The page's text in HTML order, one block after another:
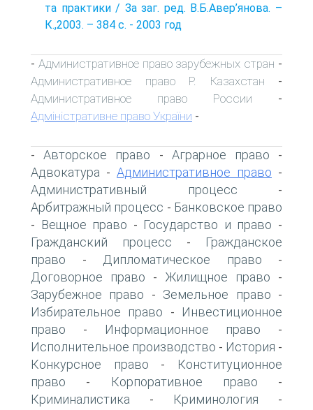
та практики / За заг. ред. В.Б.Авер’янова. –
К.,2003. – 384 с. - 2003 год
- Административное право зарубежных стран -
Административное право Р. Казахстан -
Административное право России -
Адміністративне право України -
-Авторское право - Аграрное право -
Адвокатура - Административное право -
Административный процесс -
Арбитражный процесс - Банковское право
- Вещное право - Государство и право -
Гражданский процесс -
Гражданское
право - Дипломатическое право -
Договорное право - Жилищное право -
Зарубежное право - Земельное право -
Избирательное право -
Инвестиционное
право - Информационное право -
Исполнительное производство - История -
Конкурсное право -
Конституционное
право - Корпоративное право -
Криминалистика - Криминология -